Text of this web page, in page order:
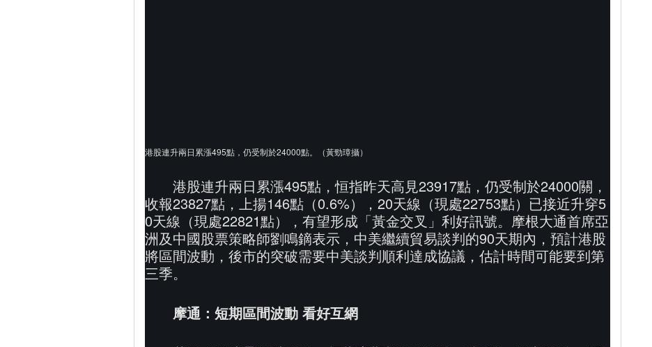
港股連升兩日累漲495點，仍受制於24000點。（黃勁璋攝）
港股連升兩日累漲495點，恒指昨天高見23917點，仍受制於24000關，
收報23827點，上揚146點（0.6%），20天線（現處22753點）已接近升穿5
0天線（現處22821點），有望形成「黃金交叉」利好訊號。摩根大通首席亞
洲及中國股票策略師劉鳴鏑表示，中美繼續貿易談判的90天期內，預計港股
將區間波動，後市的突破需要中美談判順利達成協議，估計時間可能要到第
三季。
摩通：短期區間波動 看好互網